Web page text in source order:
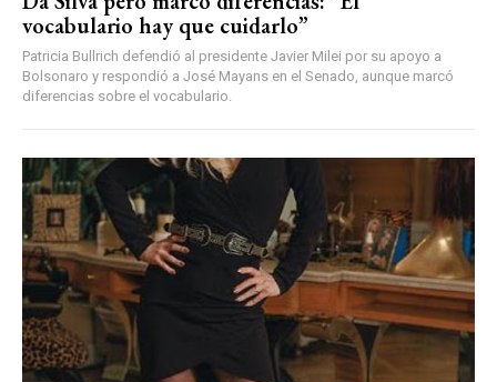
vocabulario hay que cuidarlo”
Patricia Bullrich defendió al presidente Javier Milei por su apoyo a
Bolsonaro y respondió a José Mayans en el Senado, aunque marcó
diferencias sobre el vocabulario.